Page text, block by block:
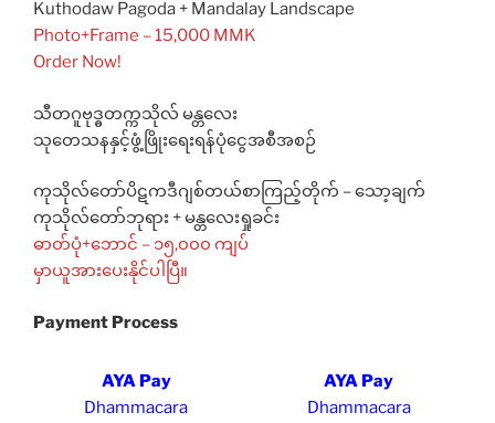
Kuthodaw Pagoda + Mandalay Landscape
Photo+Frame – 15,000 MMK
Order Now!
သီတဂူဗုဒ္ဓတက္ကသိုလ် မန္တလေး
သုတေသနနှင့်ဖွံ့ဖြိုးရေးရန်ပုံငွေအစီအစဉ်
ကုသိုလ်တော်ပိဋကဒီဂျစ်တယ်စာကြည့်တိုက် – သော့ချက်
ကုသိုလ်တော်ဘုရား + မန္တလေးရှုခင်း
ဓာတ်ပုံ+ဘောင် – ၁၅,၀၀၀ ကျပ်
မှာယူအားပေးနိုင်ပါပြီ။
Payment Process
AYA Pay
Dhammacara
AYA Pay
Dhammacara